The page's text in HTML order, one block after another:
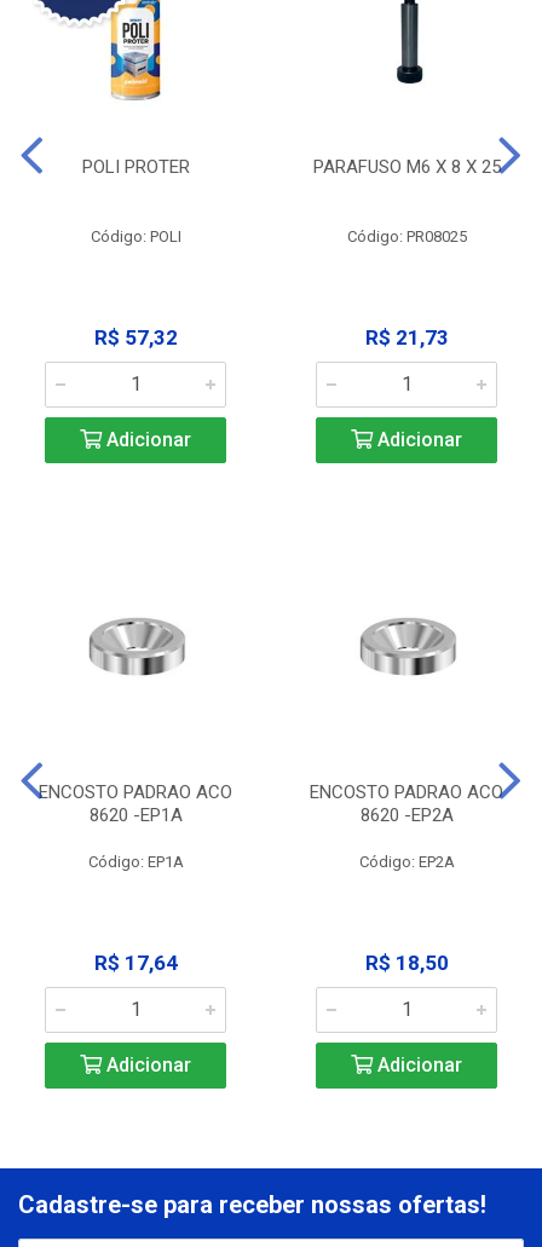
POLI PROTER
Código: POLI
R$ 57,32
Adicionar
PARAFUSO M6 X 8 X 25
Código: PR08025
R$ 21,73
Adicionar
ENCOSTO PADRAO ACO
8620 -EP1A
Código: EP1A
R$ 17,64
Adicionar
ENCOSTO PADRAO ACO
8620 -EP2A
Código: EP2A
R$ 18,50
Adicionar
Cadastre-se para receber nossas ofertas!